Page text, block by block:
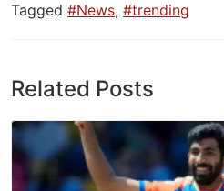
Tagged #News, #trending
Related Posts